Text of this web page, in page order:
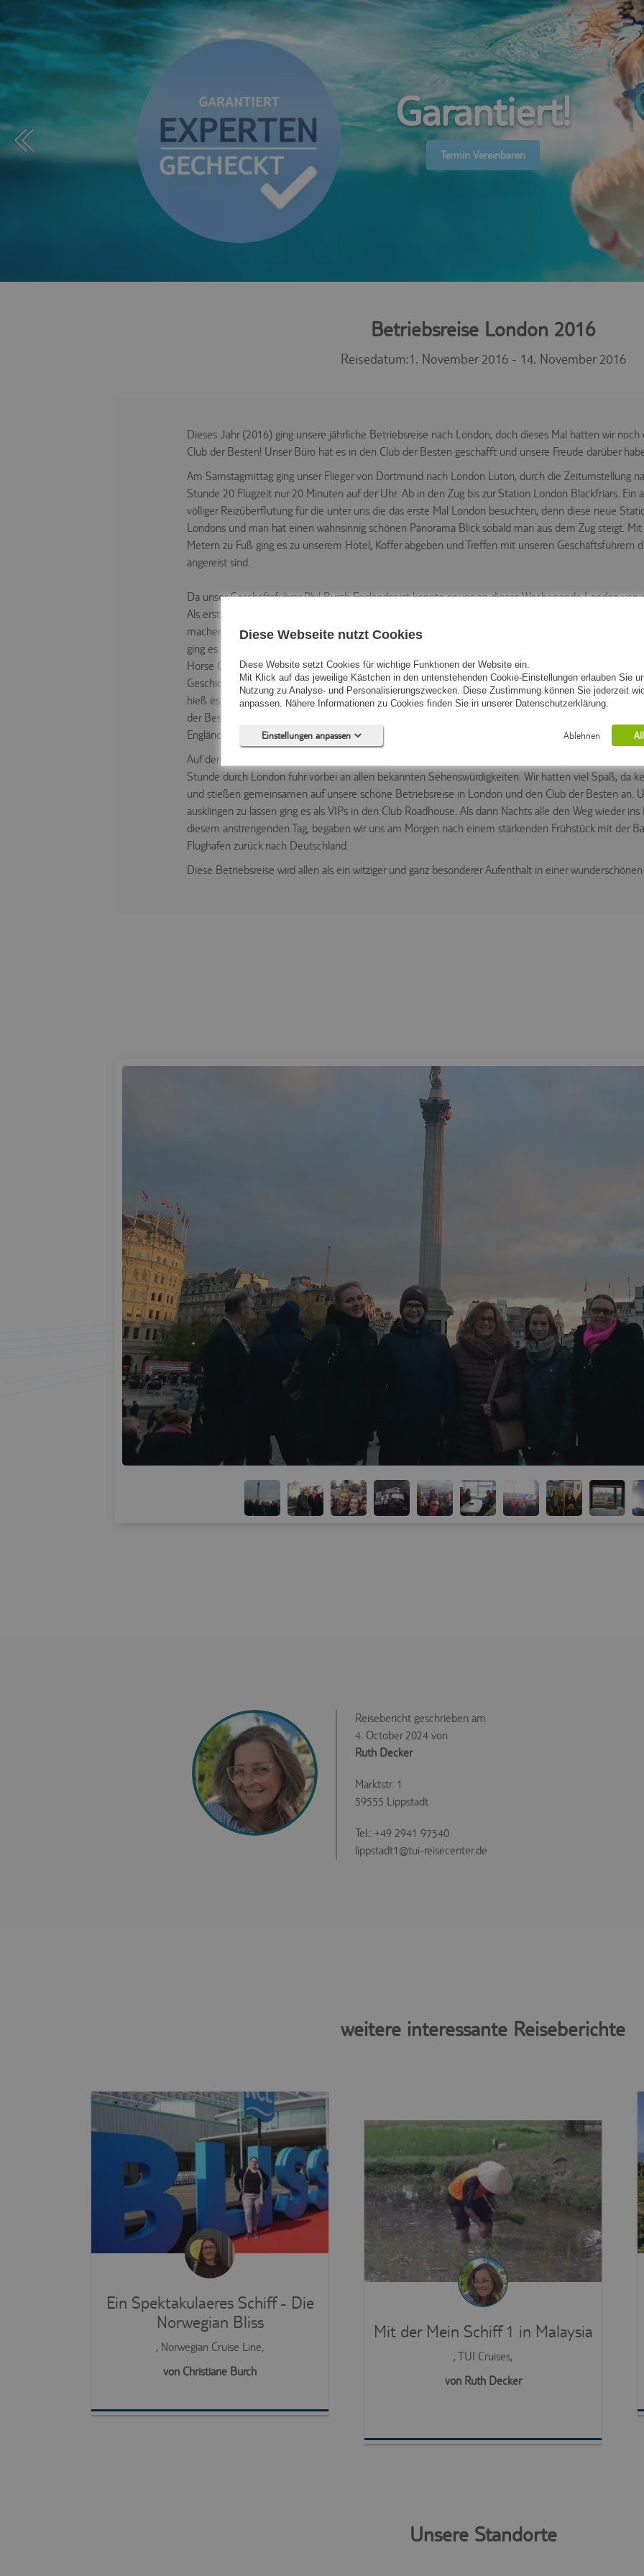
Garantiert!
Termin Vereinbaren
Betriebsreise London 2016
Reisedatum:1. November 2016 - 14. November 2016
Dieses Jahr (2016) ging unsere jährliche Betriebsreise nach London, doch dieses Mal hatten wir noch
Club der Besten! Unser Büro hat es in den Club der Besten geschafft und unsere Freude darüber
Am Samstagmittag ging unser Flieger von Dortmund nach London Luton, durch die Zeitumstellung
Stunde 20 Flugzeit nur 20 Minuten auf der Uhr. Ab in den Zug bis zur Station London Blackfriars. Ein
völliger Reizüberflutung für die unter uns die das erste Mal London besuchten, denn diese neue
Londons und man hat einen wahnsinnig schönen Panorama Blick sobald man aus dem Zug steigt.
Metern zu Fuß ging es zu unserem Hotel, Koffer abgeben und Treffen mit unseren Geschäftsführern
angereist sind.
Da unser Geschäftsführer Phil Burch Engländer ist konnte er uns an dieses Wochenende London von
Als erstes ging es mit dem Themseclipper von Towerhill bis zum London Eye. Dort ausgestiegen
machen und dann ging es weiter in das Hotel Park Plaza Westminster Bridge -Tea Time. Weiter mit
ging es natürlich nicht ohne Stau über die Westminster Bridge, durch die White Hall Street vorbei an
Horse Guards Parade zum Trafalgar Square. Hier informierte uns Phil Burch dann immer wieder über
Geschichte Londons. Zu Fuß ging es dann zum Piccadilly Circus – Straßenkünstler und die
hieß es nach dieser ersten Erkundungstour – zurück ins Hotel und für abends schick machen, da wir
der Besten feiern wollten. Nun ging es mit der U-Bahn in eine hervorragend urige Kneipe die gefüllt
Engländern und Schotten. Abseits vom Massentourismus aßen wir zu Abend.
Auf dem Weg zurück in die Innenstadt London überraschten uns unsere Geschäftsführer mit einer
Stunde durch London fuhr vorbei an allen bekannten Sehenswürdigkeiten. Wir hatten viel Spaß, da
und stießen gemeinsamen auf unsere schöne Betriebsreise in London und den Club der Besten an.
ausklingen zu lassen ging es als VIPs in den Club Roadhouse. Als dann Nachts alle den Weg wieder
diesem anstrengenden Tag, begaben wir uns am Morgen nach einem stärkenden Frühstück mit der
Flughafen zurück nach Deutschland.
Diese Betriebsreise wird allen als ein witziger und ganz besonderer Aufenthalt in einer
Reisebericht geschrieben am
4. October 2024 von
Ruth Decker
Marktstr. 1
59555 Lippstadt
Tel.: +49 2941 97540
lippstadt1@tui-reisecenter.de
weitere interessante Reiseberichte
Ein Spektakulaeres Schiff - Die
Norwegian Bliss
, Norwegian Cruise Line,
von Christiane Burch
Mit der Mein Schiff 1 in Malaysia
, TUI Cruises,
von Ruth Decker
Unsere Standorte
Diese Webseite nutzt Cookies
Diese Website setzt Cookies für wichtige Funktionen der Website ein.
Mit Klick auf das jeweilige Kästchen in den untenstehenden Cookie-Einstellungen erlauben Sie
Nutzung zu Analyse- und Personalisierungszwecken. Diese Zustimmung können Sie jederzeit
anpassen. Nähere Informationen zu Cookies finden Sie in unserer Datenschutzerklärung.
Einstellungen anpassen Ablehnen
Notwendig (0)
Präferenzen (0)
Statistiken (0)
Marketing (0)
Keine Cookies erforderlich.